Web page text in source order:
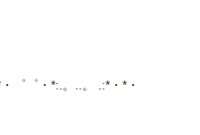
゜゜・*:.。..。 .:*・*・